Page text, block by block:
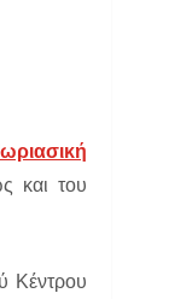
και του
Κέντρου